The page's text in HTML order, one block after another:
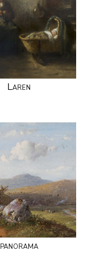
Laren
panorama